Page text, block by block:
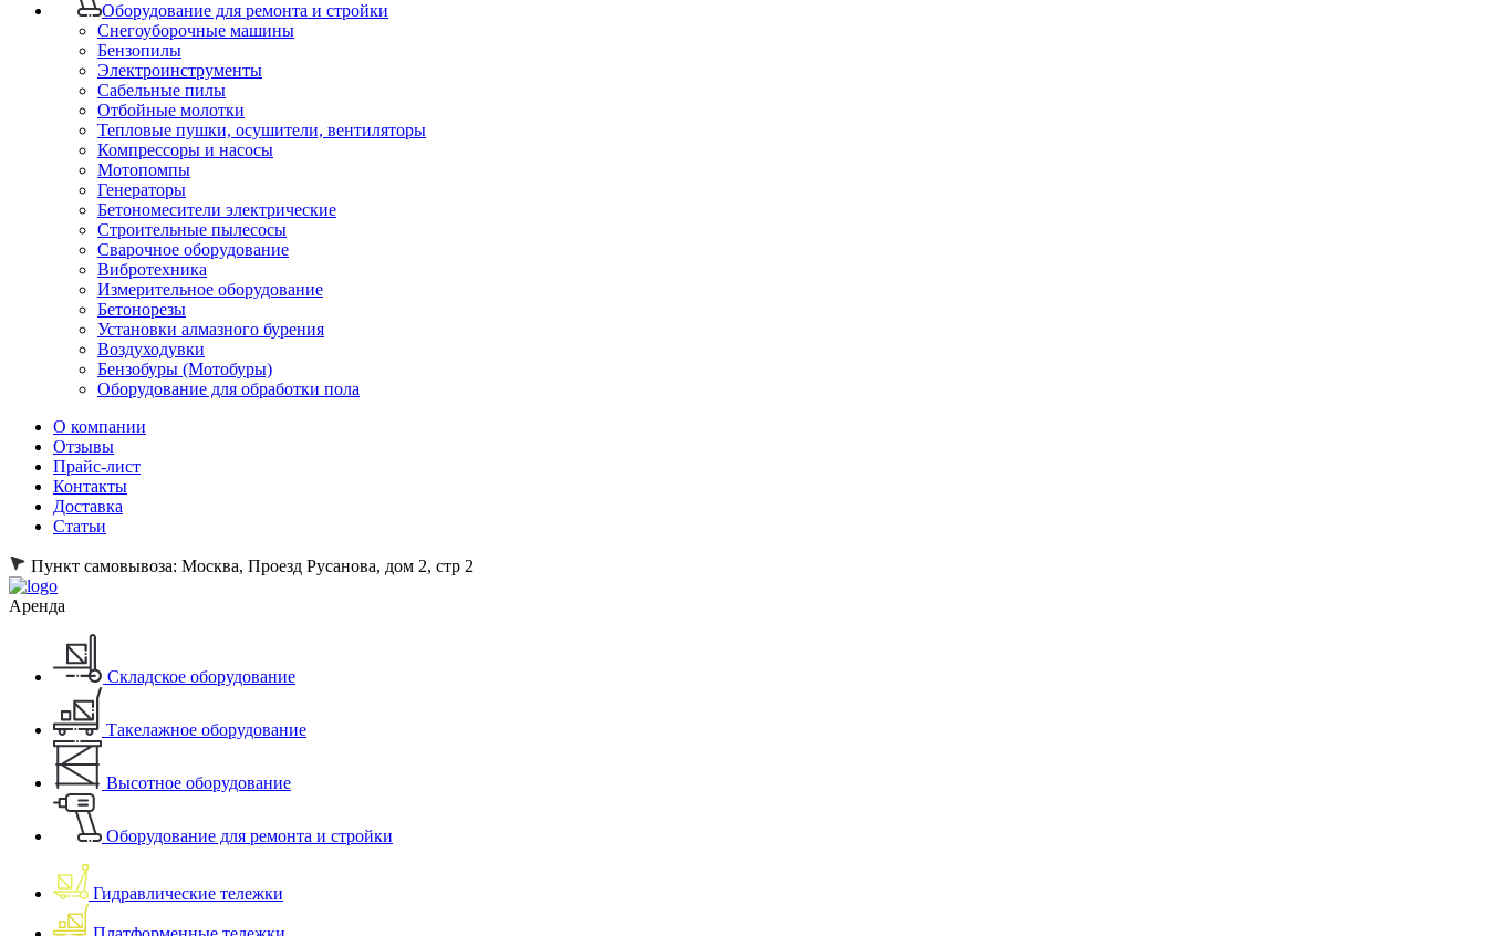
Оборудование для ремонта и стройки
Снегоуборочные машины
Бензопилы
Электроинструменты
Сабельные пилы
Отбойные молотки
Тепловые пушки, осушители, вентиляторы
Компрессоры и насосы
Мотопомпы
Генераторы
Бетономесители электрические
Строительные пылесосы
Сварочное оборудование
Вибротехника
Измерительное оборудование
Бетонорезы
Установки алмазного бурения
Воздуходувки
Бензобуры (Мотобуры)
Оборудование для обработки пола
О компании
Отзывы
Прайс-лист
Контакты
Доставка
Статьи
Пункт самовывоза: Москва, Проезд Русанова, дом 2, стр 2
Аренда
Складское оборудование
Такелажное оборудование
Высотное оборудование
Оборудование для ремонта и стройки
Гидравлические тележки